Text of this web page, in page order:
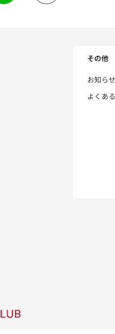
その他
お知らせ
よくあ